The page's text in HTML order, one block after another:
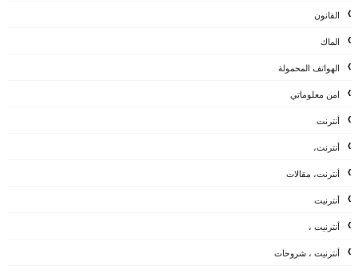
القانون
الماك
الهواتف المحمولة
امن معلوماتي
أنترنت
أنترنت،
أنترنت، مقالات
أنترنيت
أنترنيت ،
أنترنيت ، شروحات